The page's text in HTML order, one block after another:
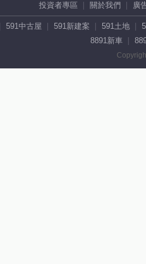
投資者專區 關於我們 廣
591中古屋 591新建案 591土地
8891新車